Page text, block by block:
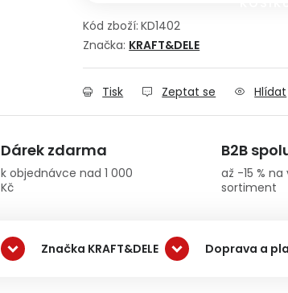
Kód zboží: KD1402
Značka: KRAFT&DELE
Tisk Zeptat se Hlídat
Dárek zdarma
k objednávce nad 1 000
Kč
B2B
až -15 %
sortiment
Značka KRAFT&DELE Doprava a